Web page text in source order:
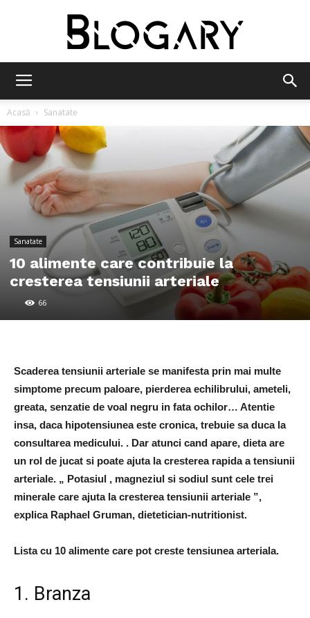
Acasă Sanatate
Sanatate
10 alimente care contribuie la
cresterea tensiunii arteriale
66
Scaderea tensiunii arteriale se manifesta prin mai multe
simptome precum paloare, pierderea echilibrului, ameteli,
greata, senzatie de voal negru in fata ochilor… Atentie
insa, daca hipotensiunea este cronica, trebuie sa duca la
consultarea medicului. . Dar atunci cand apare, dieta are
un rol de jucat si poate ajuta la cresterea rapida a tensiunii
arteriale. „ Potasiul , magneziul si sodiul sunt cele trei
minerale care ajuta la cresterea tensiunii arteriale ”,
explica Raphael Gruman, dietetician-nutritionist.
Lista cu 10 alimente care pot creste tensiunea arteriala.
1. Branza